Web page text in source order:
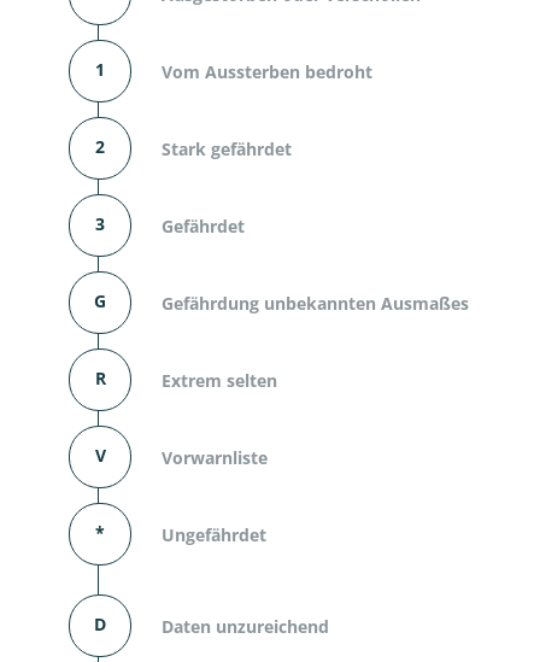
1 Vom Aussterben bedroht
2 Stark gefährdet
3 Gefährdet
G Gefährdung unbekannten Ausmaßes
R Extrem selten
V Vorwarnliste
* Ungefährdet
D Daten unzureichend